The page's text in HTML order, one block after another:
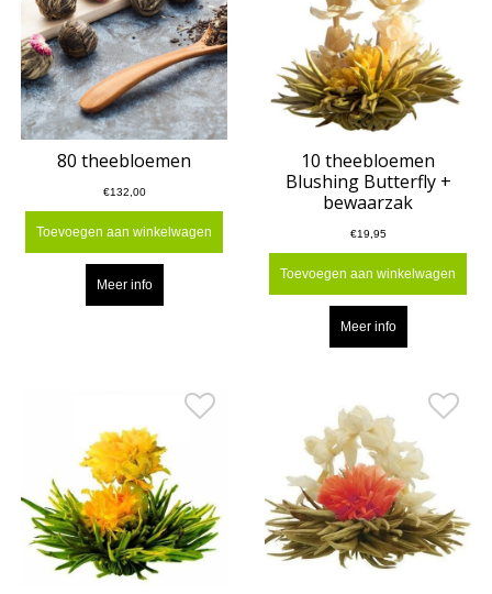
80 theebloemen
€132,00
Toevoegen aan winkelwagen
Meer info
10 theebloemen
Blushing Butterfly +
bewaarzak
€19,95
Toevoegen aan winkelwagen
Meer info